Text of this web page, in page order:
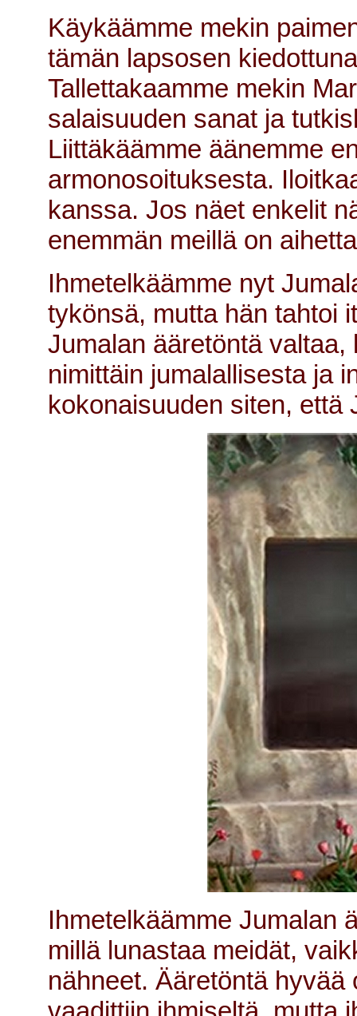
Käykäämme mekin
tämän lapsosen
Tallettakaamme mekin
salaisuuden sanat ja
Liittäkäämme äänemme
armonosoituksesta.
kanssa. Jos näet enkelit
enemmän meillä on
Ihmetelkäämme nyt
tykönsä, mutta hän tahtoi
Jumalan ääretöntä
nimittäin jumalallisesta ja
kokonaisuuden siten, että
Ihmetelkäämme Jumalan
millä lunastaa meidät,
nähneet. Ääretöntä